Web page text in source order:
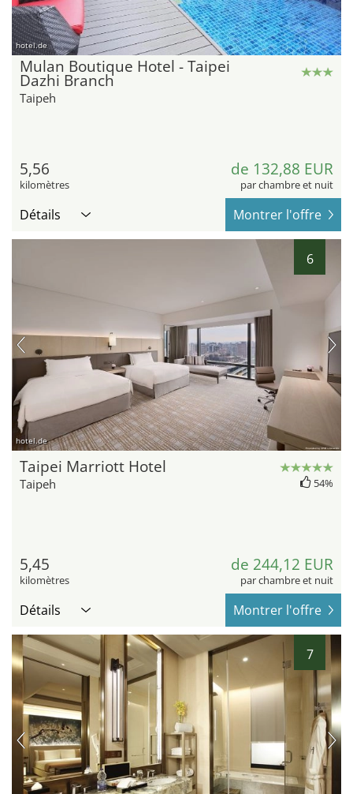
hotel.de
Mulan Boutique Hotel - Taipei
Dazhi Branch
Taipeh
5,56
kilomètres
de 132,88 EUR
par chambre et nuit
Détails Montrer l'offre
6
hotel.de
Taipei Marriott Hotel
Taipeh 54%
5,45
kilomètres
de 244,12 EUR
par chambre et nuit
Détails Montrer l'offre
7